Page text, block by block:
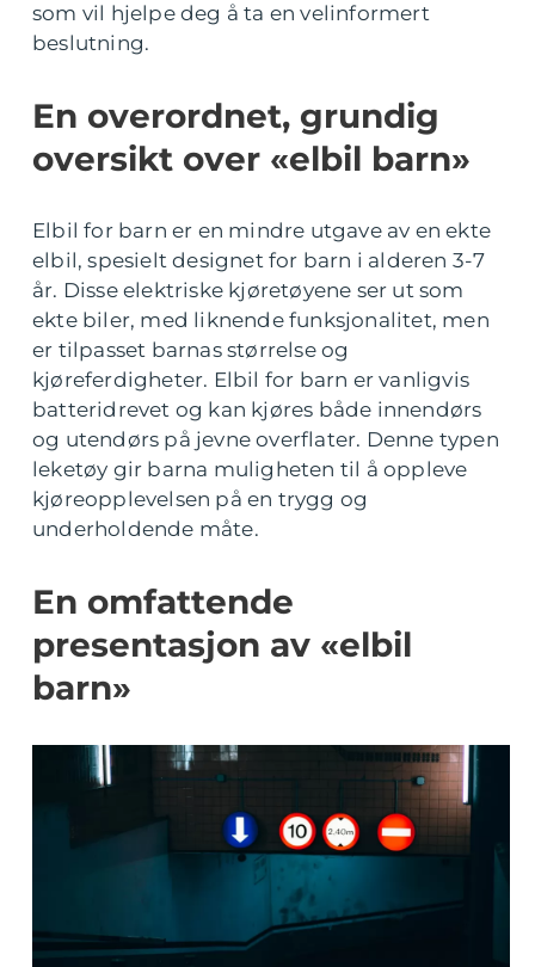
som vil hjelpe deg å ta en velinformert
beslutning.
En overordnet, grundig
oversikt over «elbil barn»
Elbil for barn er en mindre utgave av en ekte
elbil, spesielt designet for barn i alderen 3-7
år. Disse elektriske kjøretøyene ser ut som
ekte biler, med liknende funksjonalitet, men
er tilpasset barnas størrelse og
kjøreferdigheter. Elbil for barn er vanligvis
batteridrevet og kan kjøres både innendørs
og utendørs på jevne overflater. Denne typen
leketøy gir barna muligheten til å oppleve
kjøreopplevelsen på en trygg og
underholdende måte.
En omfattende
presentasjon av «elbil
barn»